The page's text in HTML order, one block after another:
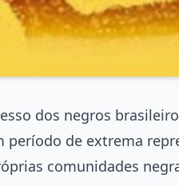
dos negros
de extrema
comunidades